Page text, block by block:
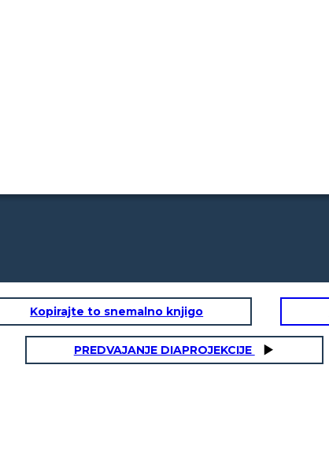
Kopirajte to snemalno knjigo
PREDVAJANJE DIAPROJEKCIJE